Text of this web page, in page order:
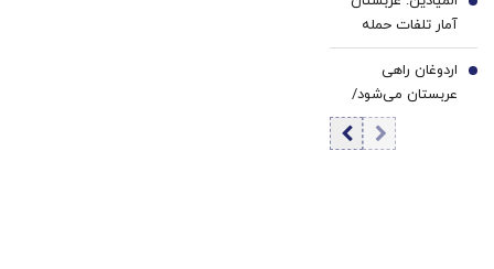
تقلید از غرب نبود
مثل می‌کنیم
آمار تلفات حمله
انصارالله را محرمانه
کرد
6
اردوغان راهی
عربستان می‌شود/
دیدار با محمد
بن‌سلمان در ریاض
7